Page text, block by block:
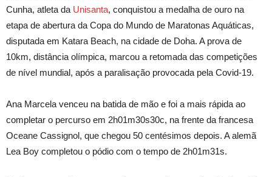
Cunha, atleta da Unisanta, conquistou a medalha de ouro na
etapa de abertura da Copa do Mundo de Maratonas Aquáticas,
disputada em Katara Beach, na cidade de Doha. A prova de
10km, distância olímpica, marcou a retomada das competições
de nível mundial, após a paralisação provocada pela Covid-19.
Ana Marcela venceu na batida de mão e foi a mais rápida ao
completar o percurso em 2h01m30s30c, na frente da francesa
Oceane Cassignol, que chegou 50 centésimos depois. A alemã
Lea Boy completou o pódio com o tempo de 2h01m31s.